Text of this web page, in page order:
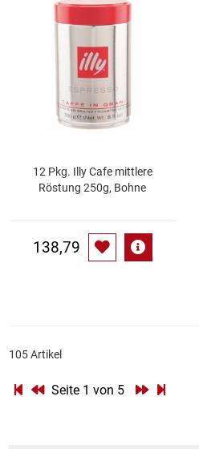
12 Pkg. Illy Cafe mittlere
Röstung 250g, Bohne
138,79
105 Artikel
Seite 1 von 5